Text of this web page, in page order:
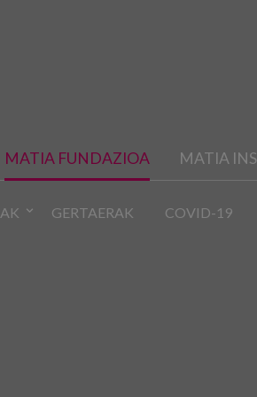
MATIA FUNDAZIOA MATIA
GERTAERAK COVID-19